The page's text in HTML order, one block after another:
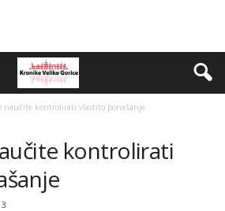
naučite kontrolirati vlastito ponašanje
kontrolirati